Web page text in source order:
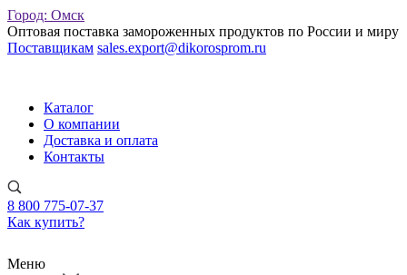
Город: Омск
Оптовая поставка замороженных продуктов по России и миру
Поставщикам sales.export@dikorosprom.ru
Каталог
О компании
Доставка и оплата
Контакты
8 800 775-07-37
Как купить?
Меню